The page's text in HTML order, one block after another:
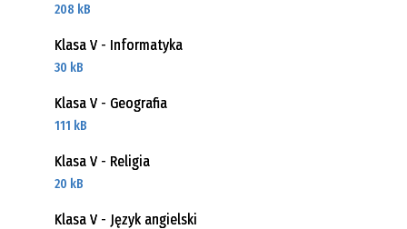
208 kB
Klasa V - Informatyka
30 kB
Klasa V - Geografia
111 kB
Klasa V - Religia
20 kB
Klasa V - Język angielski